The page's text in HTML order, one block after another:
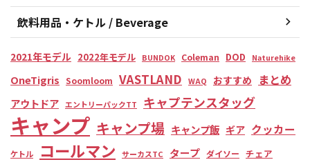
飲料用品・ケトル / Beverage
2021年モデル 2022年モデル BUNDOK Coleman DOD Naturehike
OneTigris Soomloom VASTLAND WAQ おすすめ まとめ
アウトドア エントリーパックTT キャプテンスタッグ
キャンプ キャンプ場 キャンプ飯 ギア クッカー
ケトル コールマン サーカスTC タープ ダイソー チェア